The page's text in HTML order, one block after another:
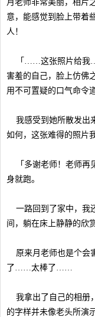
月老师非常美丽，相片
意，能感觉到脸上带着
人！
「……这张照片给我
害羞的自己，脸上仿佛
用不可置疑的口气命令道
我感受到她所散发出
如何，这张难得的照片
「多谢老师！老师再
身就跑。
一路回到了家中，我
间，躺在床上静静的
原来月老师也是个会
了……太棒了……
我拿出了自己的相册
的字样并未像老头所演